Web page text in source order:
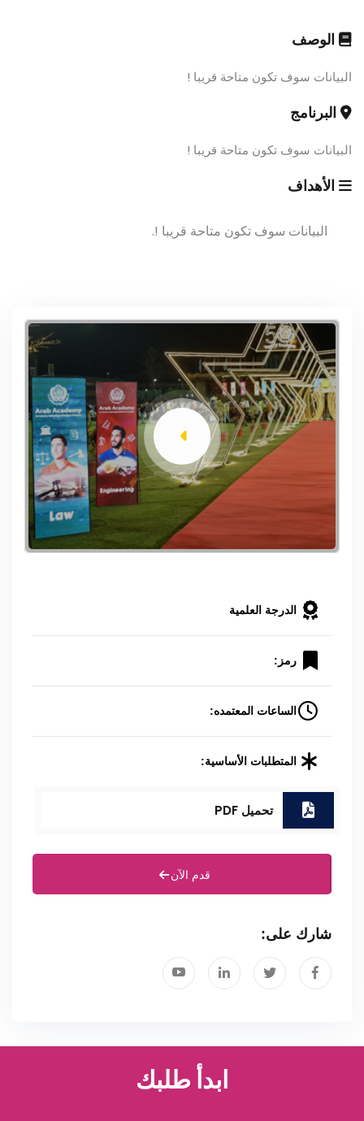
الوصف
البيانات سوف تكون متاحة قريبا !
البرنامج
البيانات سوف تكون متاحة قريبا !
الأهداف
البيانات سوف تكون متاحة قريبا !.
الدرجة العلمية
رمز:
الساعات المعتمده:
المتطلبات الأساسية:
تحميل PDF
قدم الآن
شارك على:
ابدأ طلبك